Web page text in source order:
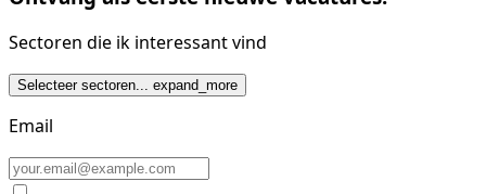
Sectoren die ik interessant vind
Selecteer sectoren... expand_more
Email